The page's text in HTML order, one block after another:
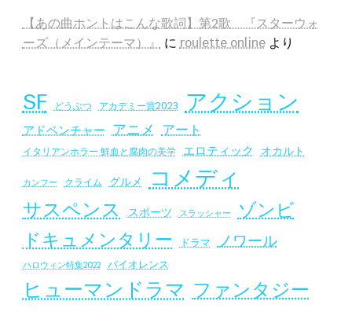
【あの曲ホントはこんな歌詞】第2歌 『スターウォ
ーズ（メインテーマ）』
に roulette onlineより
SF どうぶつ アカデミー賞2023 アクション
アドベンチャー アニメ アート
イタリアンホラー 鮮血と腐肉の美学 エロティック オカルト
カンフー クライム グルメ コメディ
サスペンス スポーツ スラッシャー ゾンビ
ドキュメンタリー ドラマ ノワール
ハロウィン特集2022 バイオレンス
ヒューマンドラマ ファンタジー